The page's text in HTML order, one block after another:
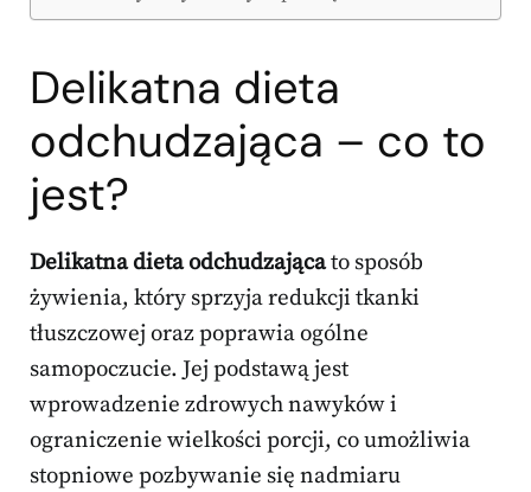
Delikatna dieta
odchudzająca – co to
jest?
Delikatna dieta odchudzającato sposób
żywienia, który sprzyja redukcji tkanki
tłuszczowej oraz poprawia ogólne
samopoczucie. Jej podstawą jest
wprowadzenie zdrowych nawyków i
ograniczenie wielkości porcji, co umożliwia
stopniowe pozbywanie się nadmiaru